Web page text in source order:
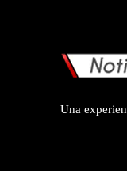
Una